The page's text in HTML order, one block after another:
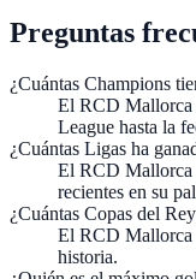
Preguntas
¿Cuántas Champions
El RCD Mallorca
League hasta la
¿Cuántas Ligas ha
El RCD Mallorca
recientes en su
¿Cuántas Copas del
El RCD Mallorca
historia.